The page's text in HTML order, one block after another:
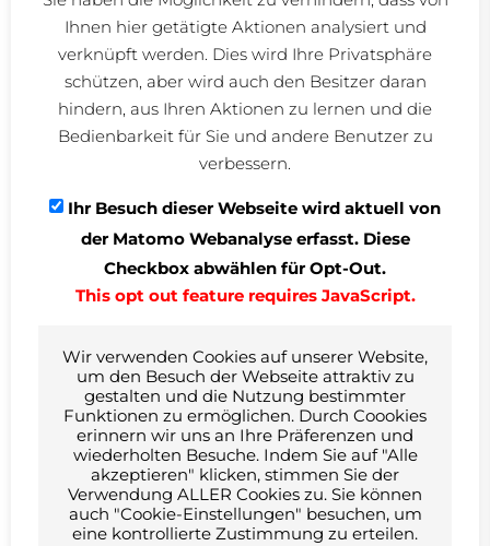
Gebäude
Hochregallager mit Bürotrakt
Kennzahlen
Nutzfläche: 23.000 m²
Bauzeit: 2015–2016
Bausumme gesamt: 45,0 Mio €
Anlagengruppe 1, 2, 3, 8
Leistungsphase 2-8
Theuerbachstraße 1
Architektur
GJL Freie Architekten BDA
Grube Jakel Löffler PartGmbH
Weinbrennerstr. 18
76135 Karlsruhe
Kurzbeschreibung
Neubau eines Hochregallagers mit Bürotrakt. Beheizung über
Betonkernaktivierung, Lüftung der Innenliegenden Räume mit
Ihnen hier getätigte Aktionen analysiert und
verknüpft werden. Dies wird Ihre Privatsphäre
schützen, aber wird auch den Besitzer daran
hindern, aus Ihren Aktionen zu lernen und die
Bedienbarkeit für Sie und andere Benutzer zu
verbessern.
Ihr Besuch dieser Webseite wird aktuell von
der Matomo Webanalyse erfasst. Diese
Checkbox abwählen für Opt-Out.
This opt out feature requires JavaScript.
Wir verwenden Cookies auf unserer Website,
um den Besuch der Webseite attraktiv zu
gestalten und die Nutzung bestimmter
Funktionen zu ermöglichen. Durch Coookies
erinnern wir uns an Ihre Präferenzen und
wiederholten Besuche. Indem Sie auf "Alle
akzeptieren" klicken, stimmen Sie der
Verwendung ALLER Cookies zu. Sie können
auch "Cookie-Einstellungen" besuchen, um
eine kontrollierte Zustimmung zu erteilen.